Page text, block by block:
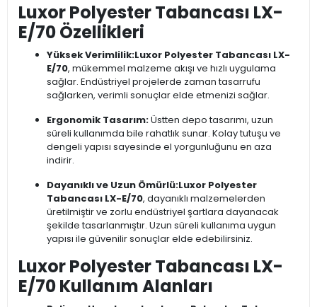
Luxor Polyester Tabancası LX-
E/70 Özellikleri
Yüksek Verimlilik:Luxor Polyester Tabancası LX-
E/70, mükemmel malzeme akışı ve hızlı uygulama
sağlar. Endüstriyel projelerde zaman tasarrufu
sağlarken, verimli sonuçlar elde etmenizi sağlar.
Ergonomik Tasarım:Üstten depo tasarımı, uzun
süreli kullanımda bile rahatlık sunar. Kolay tutuşu ve
dengeli yapısı sayesinde el yorgunluğunu en aza
indirir.
Dayanıklı ve Uzun Ömürlü:Luxor Polyester
Tabancası LX-E/70, dayanıklı malzemelerden
üretilmiştir ve zorlu endüstriyel şartlara dayanacak
şekilde tasarlanmıştır. Uzun süreli kullanıma uygun
yapısı ile güvenilir sonuçlar elde edebilirsiniz.
Luxor Polyester Tabancası LX-
E/70 Kullanım Alanları